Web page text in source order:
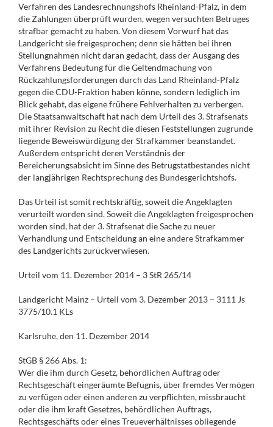
Verfahren des Landesrechnungshofs Rheinland-Pfalz, in dem
die Zahlungen überprüft wurden, wegen versuchten Betruges
strafbar gemacht zu haben. Von diesem Vorwurf hat das
Landgericht sie freigesprochen; denn sie hätten bei ihren
Stellungnahmen nicht daran gedacht, dass der Ausgang des
Verfahrens Bedeutung für die Geltendmachung von
Rückzahlungsforderungen durch das Land Rheinland-Pfalz
gegen die CDU-Fraktion haben könne, sondern lediglich im
Blick gehabt, das eigene frühere Fehlverhalten zu verbergen.
Die Staatsanwaltschaft hat nach dem Urteil des 3. Strafsenats
mit ihrer Revision zu Recht die diesen Feststellungen zugrunde
liegende Beweiswürdigung der Strafkammer beanstandet.
Außerdem entspricht deren Verständnis der
Bereicherungsabsicht im Sinne des Betrugstatbestandes nicht
der langjährigen Rechtsprechung des Bundesgerichtshofs.
Das Urteil ist somit rechtskräftig, soweit die Angeklagten
verurteilt worden sind. Soweit die Angeklagten freigesprochen
worden sind, hat der 3. Strafsenat die Sache zu neuer
Verhandlung und Entscheidung an eine andere Strafkammer
des Landgerichts zurückverwiesen.
Urteil vom 11. Dezember 2014 – 3 StR 265/14
Landgericht Mainz – Urteil vom 3. Dezember 2013 – 3111 Js
3775/10.1 KLs
Karlsruhe, den 11. Dezember 2014
StGB § 266 Abs. 1:
Wer die ihm durch Gesetz, behördlichen Auftrag oder
Rechtsgeschäft eingeräumte Befugnis, über fremdes Vermögen
zu verfügen oder einen anderen zu verpflichten, missbraucht
oder die ihm kraft Gesetzes, behördlichen Auftrags,
Rechtsgeschäfts oder eines Treueverhältnisses obliegende